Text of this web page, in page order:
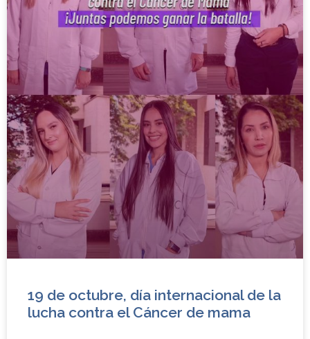
19 de octubre, día internacional de la
lucha contra el Cáncer de mama